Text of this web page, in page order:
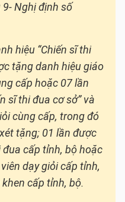
Nghị định số
hiệu “Chiến sĩ thi
tặng danh hiệu giáo
cấp hoặc 07 lần
sĩ thi đua cơ sở” và
cùng cấp, trong đó
tặng; 01 lần được
cấp tỉnh, bộ hoặc
dạy giỏi cấp tỉnh,
cấp tỉnh, bộ.